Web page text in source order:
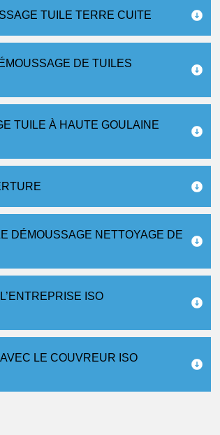
TUILE TERRE CUITE
DE TUILES
TUILE À HAUTE GOULAINE
DÉMOUSSAGE NETTOYAGE DE
ISO
LE COUVREUR ISO